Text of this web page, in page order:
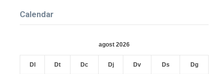
Calendar
agost 2026
Dl Dt Dc Dj Dv Ds Dg